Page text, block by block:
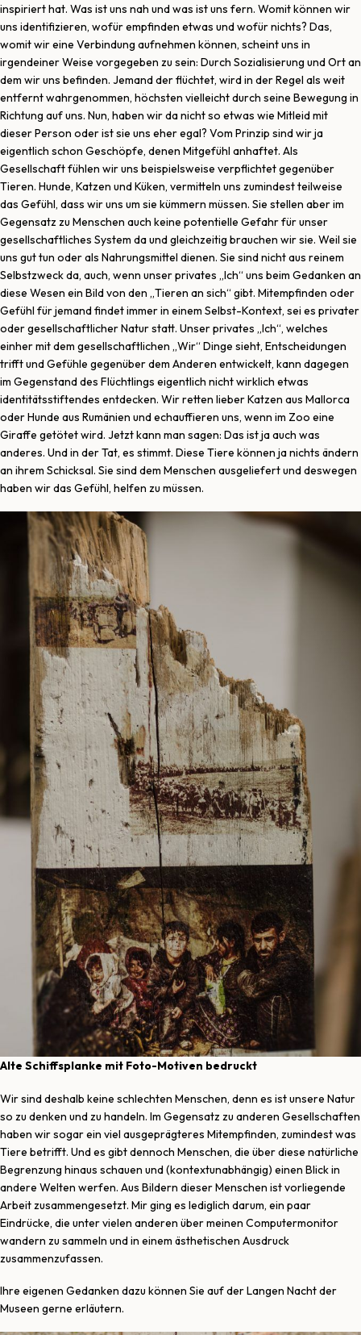
inspiriert hat. Was ist uns nah und was ist uns fern. Womit können wir
uns identifizieren, wofür empfinden etwas und wofür nichts? Das,
womit wir eine Verbindung aufnehmen können, scheint uns in
irgendeiner Weise vorgegeben zu sein: Durch Sozialisierung und Ort an
dem wir uns befinden. Jemand der flüchtet, wird in der Regel als weit
entfernt wahrgenommen, höchsten vielleicht durch seine Bewegung in
Richtung auf uns. Nun, haben wir da nicht so etwas wie Mitleid mit
dieser Person oder ist sie uns eher egal? Vom Prinzip sind wir ja
eigentlich schon Geschöpfe, denen Mitgefühl anhaftet. Als
Gesellschaft fühlen wir uns beispielsweise verpflichtet gegenüber
Tieren. Hunde, Katzen und Küken, vermitteln uns zumindest teilweise
das Gefühl, dass wir uns um sie kümmern müssen. Sie stellen aber im
Gegensatz zu Menschen auch keine potentielle Gefahr für unser
gesellschaftliches System da und gleichzeitig brauchen wir sie. Weil sie
uns gut tun oder als Nahrungsmittel dienen. Sie sind nicht aus reinem
Selbstzweck da, auch, wenn unser privates „Ich“ uns beim Gedanken an
diese Wesen ein Bild von den „Tieren an sich“ gibt. Mitempfinden oder
Gefühl für jemand findet immer in einem Selbst-Kontext, sei es privater
oder gesellschaftlicher Natur statt. Unser privates „Ich“, welches
einher mit dem gesellschaftlichen „Wir“ Dinge sieht, Entscheidungen
trifft und Gefühle gegenüber dem Anderen entwickelt, kann dagegen
im Gegenstand des Flüchtlings eigentlich nicht wirklich etwas
identitätsstiftendes entdecken. Wir retten lieber Katzen aus Mallorca
oder Hunde aus Rumänien und echauffieren uns, wenn im Zoo eine
Giraffe getötet wird. Jetzt kann man sagen: Das ist ja auch was
anderes. Und in der Tat, es stimmt. Diese Tiere können ja nichts ändern
an ihrem Schicksal. Sie sind dem Menschen ausgeliefert und deswegen
haben wir das Gefühl, helfen zu müssen.
Alte Schiffsplanke mit Foto-Motiven bedruckt
Wir sind deshalb keine schlechten Menschen, denn es ist unsere Natur
so zu denken und zu handeln. Im Gegensatz zu anderen Gesellschaften
haben wir sogar ein viel ausgeprägteres Mitempfinden, zumindest was
Tiere betrifft. Und es gibt dennoch Menschen, die über diese natürliche
Begrenzung hinaus schauen und (kontextunabhängig) einen Blick in
andere Welten werfen. Aus Bildern dieser Menschen ist vorliegende
Arbeit zusammengesetzt. Mir ging es lediglich darum, ein paar
Eindrücke, die unter vielen anderen über meinen Computermonitor
wandern zu sammeln und in einem ästhetischen Ausdruck
zusammenzufassen.
Ihre eigenen Gedanken dazu können Sie auf der Langen Nacht der
Museen gerne erläutern.